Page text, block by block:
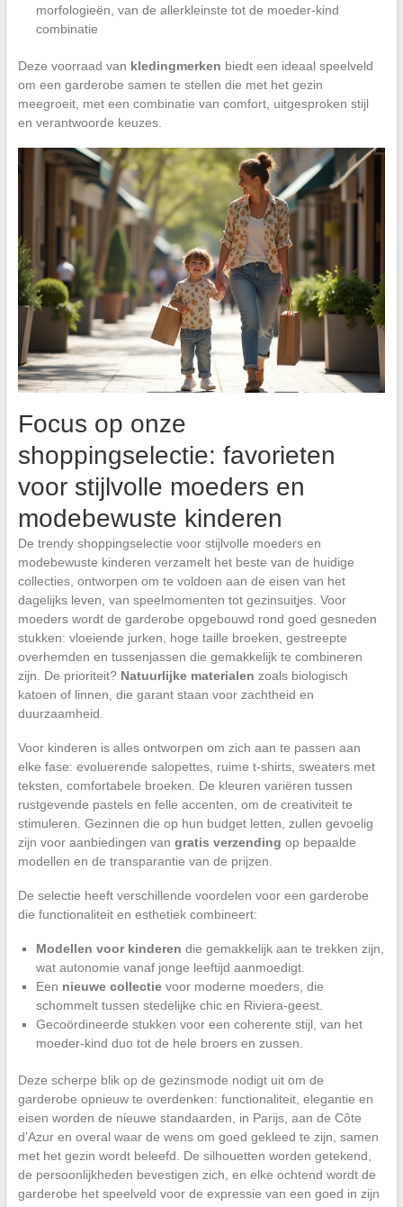
morfologieën, van de allerkleinste tot de moeder-kind
combinatie
Deze voorraad van kledingmerken biedt een ideaal speelveld
om een garderobe samen te stellen die met het gezin
meegroeit, met een combinatie van comfort, uitgesproken stijl
en verantwoorde keuzes.
Focus op onze
shoppingselectie: favorieten
voor stijlvolle moeders en
modebewuste kinderen
De trendy shoppingselectie voor stijlvolle moeders en
modebewuste kinderen verzamelt het beste van de huidige
collecties, ontworpen om te voldoen aan de eisen van het
dagelijks leven, van speelmomenten tot gezinsuitjes. Voor
moeders wordt de garderobe opgebouwd rond goed gesneden
stukken: vloeiende jurken, hoge taille broeken, gestreepte
overhemden en tussenjassen die gemakkelijk te combineren
zijn. De prioriteit? Natuurlijke materialen zoals biologisch
katoen of linnen, die garant staan voor zachtheid en
duurzaamheid.
Voor kinderen is alles ontworpen om zich aan te passen aan
elke fase: evoluerende salopettes, ruime t-shirts, sweaters met
teksten, comfortabele broeken. De kleuren variëren tussen
rustgevende pastels en felle accenten, om de creativiteit te
stimuleren. Gezinnen die op hun budget letten, zullen gevoelig
zijn voor aanbiedingen van gratis verzending op bepaalde
modellen en de transparantie van de prijzen.
De selectie heeft verschillende voordelen voor een garderobe
die functionaliteit en esthetiek combineert:
Modellen voor kinderen die gemakkelijk aan te trekken zijn,
wat autonomie vanaf jonge leeftijd aanmoedigt.
Een nieuwe collectievoor moderne moeders, die
schommelt tussen stedelijke chic en Riviera-geest.
Gecoördineerde stukken voor een coherente stijl, van het
moeder-kind duo tot de hele broers en zussen.
Deze scherpe blik op de gezinsmode nodigt uit om de
garderobe opnieuw te overdenken: functionaliteit, elegantie en
eisen worden de nieuwe standaarden, in Parijs, aan de Côte
d’Azur en overal waar de wens om goed gekleed te zijn, samen
met het gezin wordt beleefd. De silhouetten worden getekend,
de persoonlijkheden bevestigen zich, en elke ochtend wordt de
garderobe het speelveld voor de expressie van een goed in zijn